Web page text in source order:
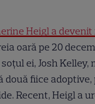
Heigl a devenit
oară pe 20
ei, Josh Kelley,
două fiice adoptive,
Recent, Heigl a